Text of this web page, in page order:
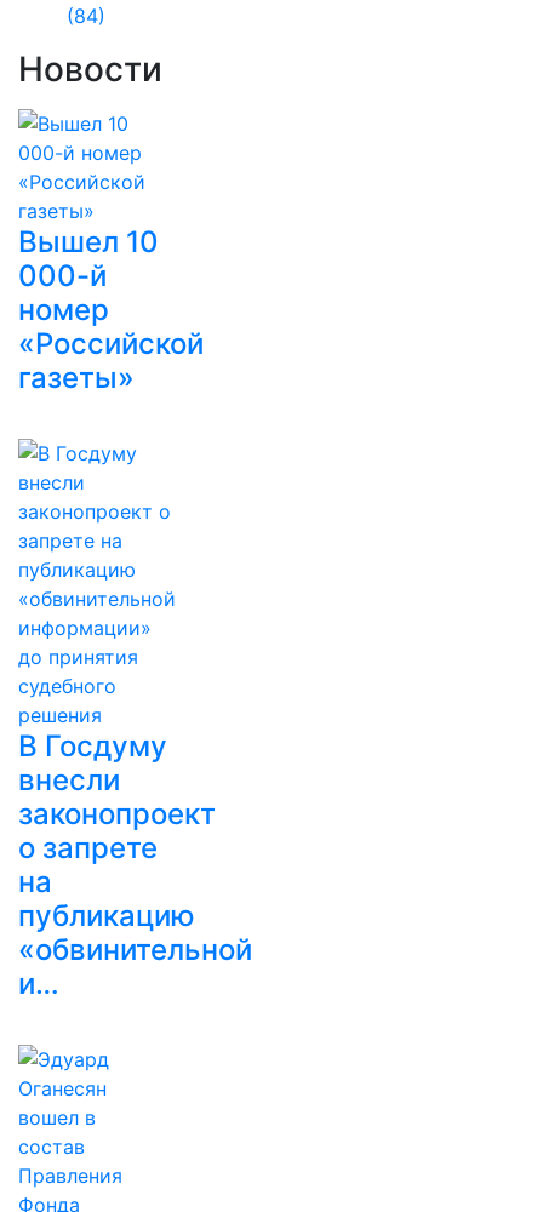
(84)
Новости
Вышел 10
000-й
номер
«Российской
газеты»
В Госдуму
внесли
законопроект
о запрете
на
публикацию
«обвинительной
и…